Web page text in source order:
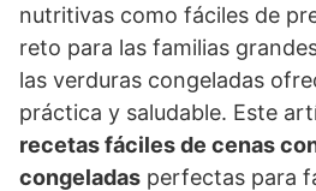
nutritivas como fáciles de
reto para las familias
las verduras congeladas
práctica y saludable. Este
recetas fáciles de cenas
congeladas perfectas para